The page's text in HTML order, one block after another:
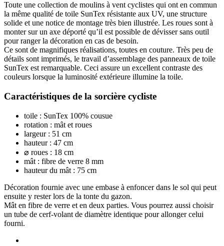
Toute une collection de moulins à vent cyclistes qui ont en commun
la même qualité de toile SunTex résistante aux UV, une structure
solide et une notice de montage très bien illustrée. Les roues sont à
monter sur un axe déporté qu’il est possible de dévisser sans outil
pour ranger la décoration en cas de besoin.
Ce sont de magnifiques réalisations, toutes en couture. Très peu de
détails sont imprimés, le travail d’assemblage des panneaux de toile
SunTex est remarquable. Ceci assure un excellent contraste des
couleurs lorsque la luminosité extérieure illumine la toile.
Caractéristiques de la sorcière cycliste
toile : SunTex 100% cousue
rotation : mât et roues
largeur : 51 cm
hauteur : 47 cm
⌀ roues : 18 cm
mât : fibre de verre 8 mm
hauteur du mât : 75 cm
Décoration fournie avec une embase à enfoncer dans le sol qui peut
ensuite y rester lors de la tonte du gazon.
Mât en fibre de verre et en deux parties. Vous pourrez aussi choisir
un tube de cerf-volant de diamètre identique pour allonger celui
fourni.